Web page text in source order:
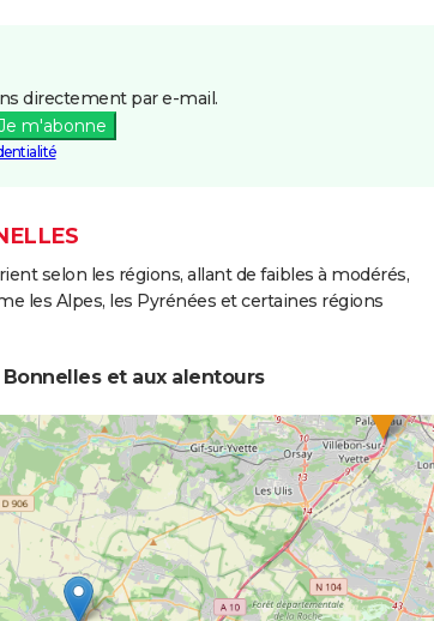
directement par e-mail.
m'abonne
selon les régions, allant de faibles à modérés,
les Alpes, les Pyrénées et certaines régions
et aux alentours